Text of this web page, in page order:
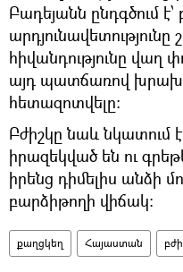
Բադեյանն ընդգծում է՝
հիվանդությունը վաղ
այդ պատճառով
հետազոտվելը:
Բժիշկը նաև նկատում
իրազեկված են ու
իրենց դիմելիս անձի
բարձիթողի վիճակ։
քաղցկեղ Հայաստան